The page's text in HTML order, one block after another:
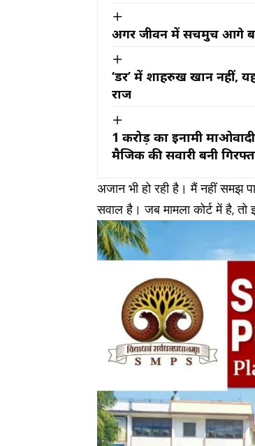
अगर जीवन में सचमुच आगे
‘डर’ में शाहरुख खान नहीं,
राज
₹1 करोड़ का इनामी
मैजिक की सवारी बनी
अजान भी हो रही है। मैं नहीं समझ
सवाल है। जब मामला कोर्ट में है,